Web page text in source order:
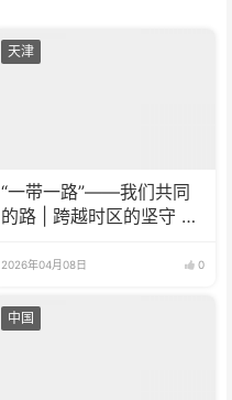
天津
“一带一路”——我们共同
的路 | 跨越时区的坚守 智
The Belt and Road
Path | Smart
Technology Empowers
2026年04月08日 0
中国